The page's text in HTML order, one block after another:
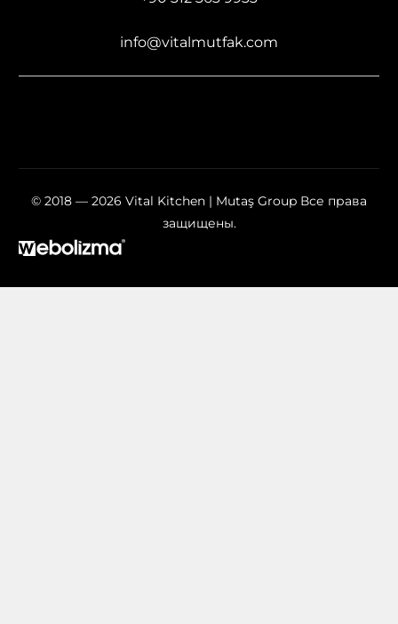
info@vitalmutfak.com
© 2018 — 2026 Vital Kitchen | Mutaş Group Все права
защищены.